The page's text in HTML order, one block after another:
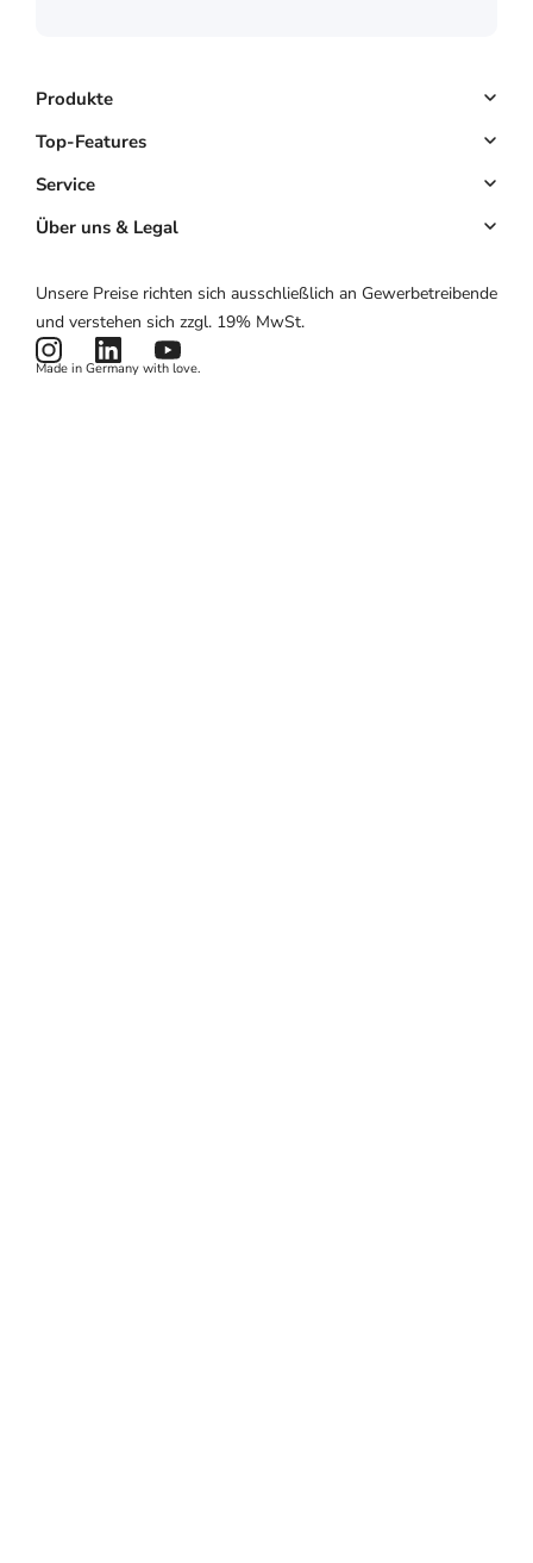
Produkte
Buchungssystem
Kassensystem
Komplettlösung
Hardware
Preise
Top-Features
Online-Terminbuchung
Kundenmanagement
Zahlungen
Kartenlesegerät
Service
Key Account
Potenzialrechner
Über uns & Legal
Impressum
AGB
Unsere Preise richten sich ausschließlich an Gewerbetreibende
und verstehen sich zzgl. 19% MwSt.
Made in Germany with love.